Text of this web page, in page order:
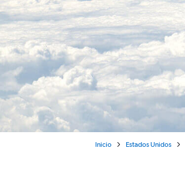
Inicio Estados Unidos